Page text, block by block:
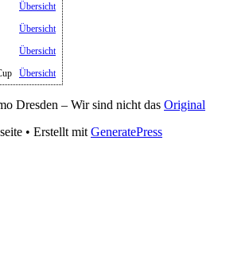
Übersicht
Übersicht
Übersicht
Übersicht
Dresden – Wir sind nicht das Original
• Erstellt mit GeneratePress